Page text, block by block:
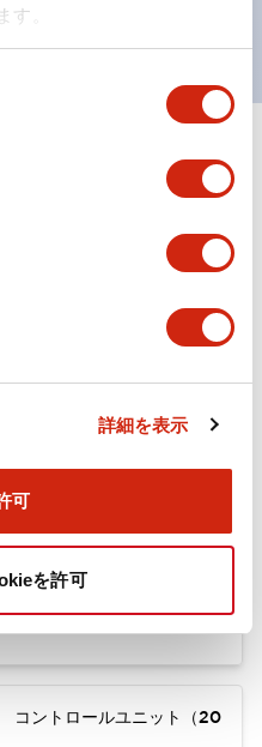
す。
詳細を表示
可
を許可
。（一部機種は除く）
ユニット（2025年6月
コントロールユニット（20